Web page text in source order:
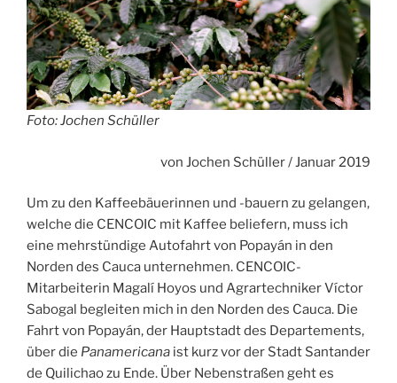
Foto: Jochen Schüller
von Jochen Schüller / Januar 2019
Um zu den Kaffeebäuerinnen und -bauern zu gelangen,
welche die CENCOIC mit Kaffee beliefern, muss ich
eine mehrstündige Autofahrt von Popayán in den
Norden des Cauca unternehmen. CENCOIC-
Mitarbeiterin Magalí Hoyos und Agrartechniker Víctor
Sabogal begleiten mich in den Norden des Cauca. Die
Fahrt von Popayán, der Hauptstadt des Departements,
über die Panamericana ist kurz vor der Stadt Santander
de Quilichao zu Ende. Über Nebenstraßen geht es